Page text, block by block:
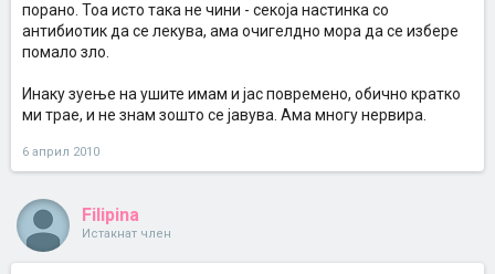
порано. Тоа исто така не чини - секоја настинка со
антибиотик да се лекува, ама очигелдно мора да се избере
помало зло.
Инаку зуење на ушите имам и јас повремено, обично кратко
ми трае, и не знам зошто се јавува. Ама многу нервира.
6 април 2010
Filipina
Истакнат член